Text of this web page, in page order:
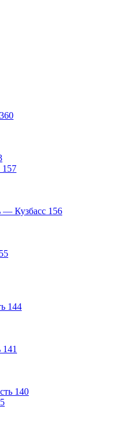
360
157
— Кузбасс 156
144
141
140